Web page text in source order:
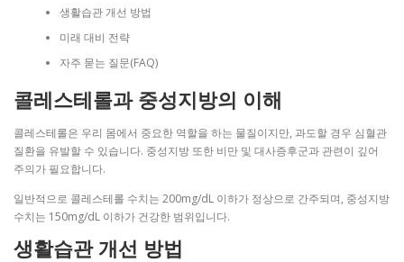
생활습관 개선 방법
미래 대비 전략
자주 묻는 질문(FAQ)
콜레스테롤과 중성지방의 이해
콜레스테롤은 우리 몸에서 중요한 역할을 하는 물질이지만, 과도할 경우 심혈관
질환을 유발할 수 있습니다. 중성지방 또한 비만 및 대사증후군과 관련이 깊어
주의가 필요합니다.
일반적으로 콜레스테롤 수치는 200mg/dL 이하가 정상으로 간주되며, 중성지방
수치는 150mg/dL 이하가 건강한 범위입니다.
생활습관 개선 방법